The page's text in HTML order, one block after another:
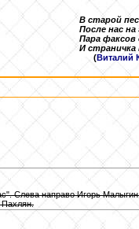
В старой
После нас
Пара факсов
И страничка
(Виталий
Слева направо Игорь
Пахлян.